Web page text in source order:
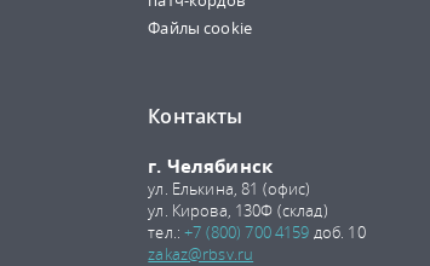
Файлы cookie
Контакты
г. Челябинск
ул. Елькина, 81 (офис)
ул. Кирова, 130Ф (склад)
тел.:+7 (800) 700 4159 доб. 10
zakaz@rbsv.ru